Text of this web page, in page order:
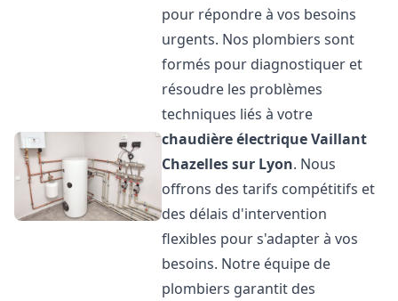
pour répondre à vos besoins
urgents. Nos plombiers sont
formés pour diagnostiquer et
résoudre les problèmes
techniques liés à votre
chaudière électrique Vaillant
Chazelles sur Lyon. Nous
offrons des tarifs compétitifs et
des délais d'intervention
flexibles pour s'adapter à vos
besoins. Notre équipe de
plombiers garantit des